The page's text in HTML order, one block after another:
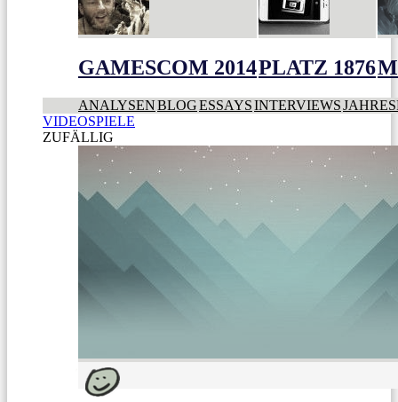
GAMESCOM 2014PLATZ 1876
ANALYSENBLOGESSAYSINTERVIEWS
VIDEOSPIELE
ZUFÄLLIG